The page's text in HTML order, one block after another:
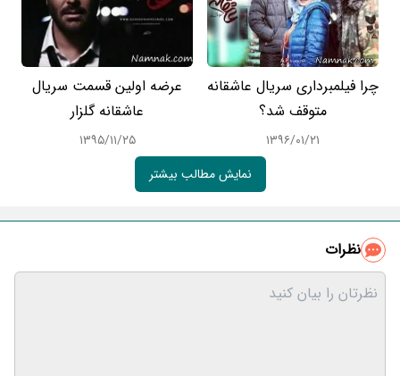
چرا فیلمبرداری سریال عاشقانه
متوقف شد؟
۱۳۹۶/۰۱/۲۱
عرضه اولین قسمت سریال
عاشقانه گلزار
۱۳۹۵/۱۱/۲۵
نمایش مطالب بیشتر
نظرات